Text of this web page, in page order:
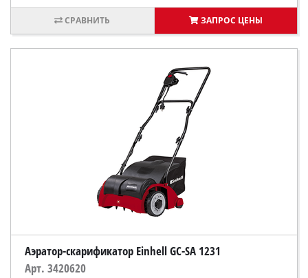
ЗАПРОС ЦЕНЫ
Аэратор-скарификатор Einhell GС-SA 1231
Арт. 3420620